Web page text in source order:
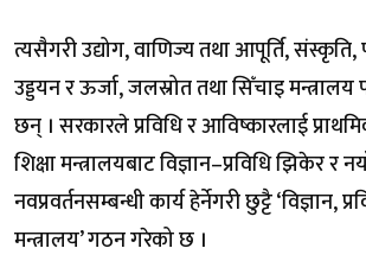
त्यसैगरी उद्योग, वाणिज्य तथा आपूर्ति, संस्कृति,
उड्डयन र ऊर्जा, जलस्रोत तथा सिँचाइ
छन् । सरकारले प्रविधि र आविष्कारलाई
शिक्षा मन्त्रालयबाट विज्ञान–प्रविधि झिकेर र
नवप्रवर्तनसम्बन्धी कार्य हेर्नेगरी छुट्टै ‘विज्ञान,
मन्त्रालय’ गठन गरेको छ ।